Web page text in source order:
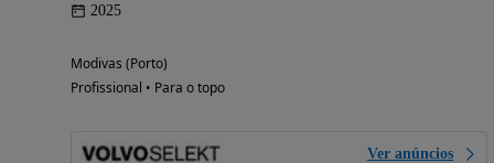
2025
Modivas (Porto)
Profissional • Para o topo
Ver anúncios